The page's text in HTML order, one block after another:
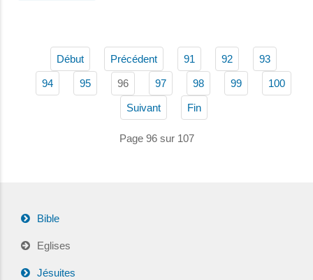
Début Précédent 91 92 93
94 95 96 97 98 99 100
Suivant Fin
Page 96 sur 107
Bible
Eglises
Jésuites